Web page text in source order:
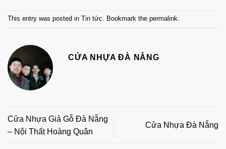
This entry was posted in Tin tức. Bookmark the permalink.
CỬA NHỰA ĐÀ NẴNG
Cửa Nhựa Giả Gỗ Đà Nẵng
– Nội Thất Hoàng Quân
Cửa Nhựa Đà Nẵng